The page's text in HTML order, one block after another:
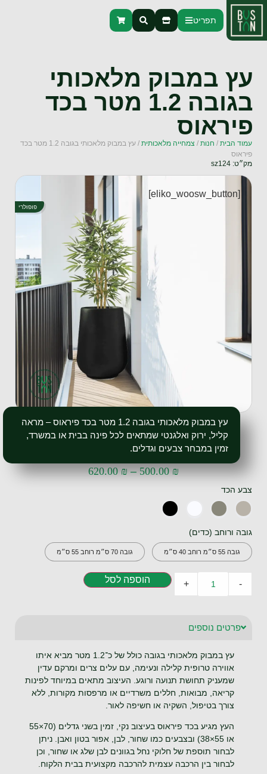
תפריט
עץ במבוק מלאכותי
בגובה 1.2 מטר בכד
פיראוס
עמוד הבית / חנות / צמחייה מלאכותית
/ עץ במבוק מלאכותי בגובה 1.2 מטר בכד
פיראוס
מק״ט: sz124
פופולרי
[eliko_woosw_button]
עץ במבוק מלאכותי בגובה 1.2 מטר בכד פיראוס – מראה
קליל, ירוק ואלגנטי שמתאים לכל פינה בבית או במשרד,
זמין במבחר צבעים וגדלים.
500.00₪
–
620.00₪
צבע הכד
גובה ורוחב (כדים)
גובה 55 ס״מ רוחב 40 ס״מ גובה 70 ס״מ רוחב 55 ס״מ
-
+ הוספה לסל
פרטים נוספים
עץ במבוק מלאכותי בגובה כולל של כ־1.2 מטר מביא איתו
אווירה טרופית קלילה ונעימה, עם עלים צרים ומרקם עדין
שמעניק תחושת תנועה ורוגע. העיצוב מתאים במיוחד לפינות
קריאה, מבואות, חללים משרדיים או מרפסות מקורות, ללא
צורך בטיפול, השקיה או חשיפה לאור.
העץ מגיע בכד פיראוס בעיצוב נקי, זמין בשני גדלים (70×55
או 55×38) ובצבעים כמו שחור, לבן, אפור בטון ואבן. ניתן
לבחור תוספת של חלוקי נחל בגוונים לבן שלג או שחור, וכן
לבחור בין הרכבה עצמית להרכבה מקצועית בבית הלקוח.